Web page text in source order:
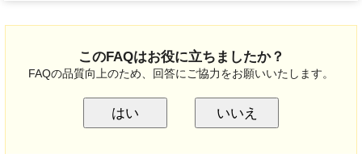
このFAQはお役に立ちましたか？
FAQの品質向上のため、回答にご協力をお願いいたします。
はい いいえ